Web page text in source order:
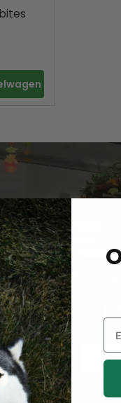
naar